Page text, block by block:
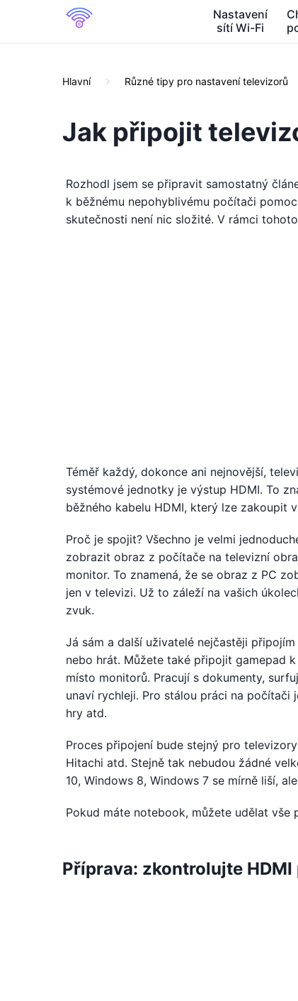
Nastavení
sítí Wi-Fi
Hlavní Různé tipy pro nastavení televizorů
Jak připojit
Rozhodl jsem se připravit samostatný
k běžnému nepohyblivému počítači
skutečnosti není nic složité. V rámci
Téměř každý, dokonce ani nejnovější,
systémové jednotky je výstup HDMI. To
běžného kabelu HDMI, který lze zakoupit
Proč je spojit? Všechno je velmi
zobrazit obraz z počítače na televizní
monitor. To znamená, že se obraz z PC
jen v televizi. Už to záleží na vašich
zvuk.
Já sám a další uživatelé nejčastěji
nebo hrát. Můžete také připojit gamepad
místo monitorů. Pracují s dokumenty,
unaví rychleji. Pro stálou práci na
hry atd.
Proces připojení bude stejný pro
Hitachi atd. Stejně tak nebudou žádné
10, Windows 8, Windows 7 se mírně liší,
Pokud máte notebook, můžete udělat
Příprava: zkontrolujte